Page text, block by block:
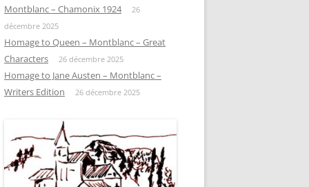
Montblanc – Chamonix 1924
26
décembre 2025
Homage to Queen – Montblanc – Great
Characters
26 décembre 2025
Homage to Jane Austen – Montblanc –
Writers Edition
26 décembre 2025